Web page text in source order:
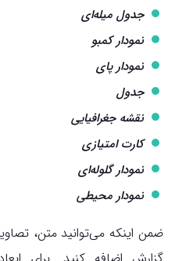
جدول میله‌ای
نمودار کمبو
نمودار پای
جدول
نقشه جغرافیایی
کارت امتیازی
نمودار گلوله‌ای
نمودار محیطی
ضمن اینکه می‌توانید متن،